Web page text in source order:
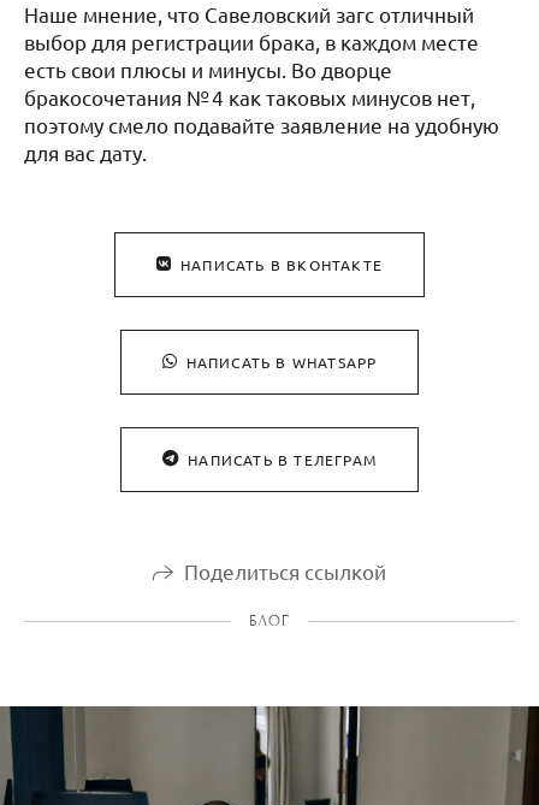
Наше мнение, что Савеловский загс отличный
выбор для регистрации брака, в каждом месте
есть свои плюсы и минусы. Во дворце
бракосочетания № 4 как таковых минусов нет,
поэтому смело подавайте заявление на удобную
для вас дату.
НАПИСАТЬ В ВКОНТАКТЕ
НАПИСАТЬ В WHATSAPP
НАПИСАТЬ В ТЕЛЕГРАМ
Поделиться ссылкой
БЛОГ